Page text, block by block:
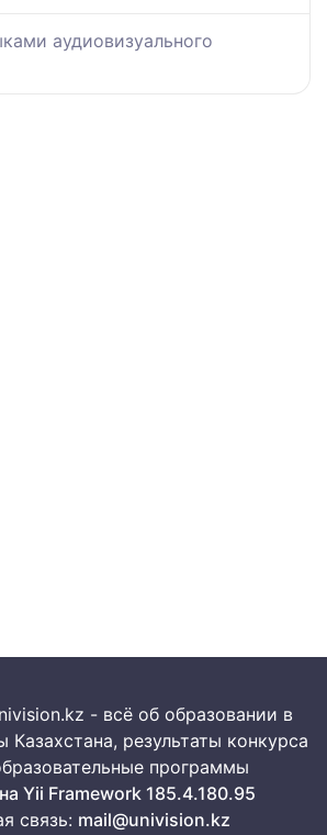
аудиовизуального
- всё об образовании в
Казахстана, результаты конкурса
программы
Yii Framework 185.4.180.95
связь: mail@univision.kz